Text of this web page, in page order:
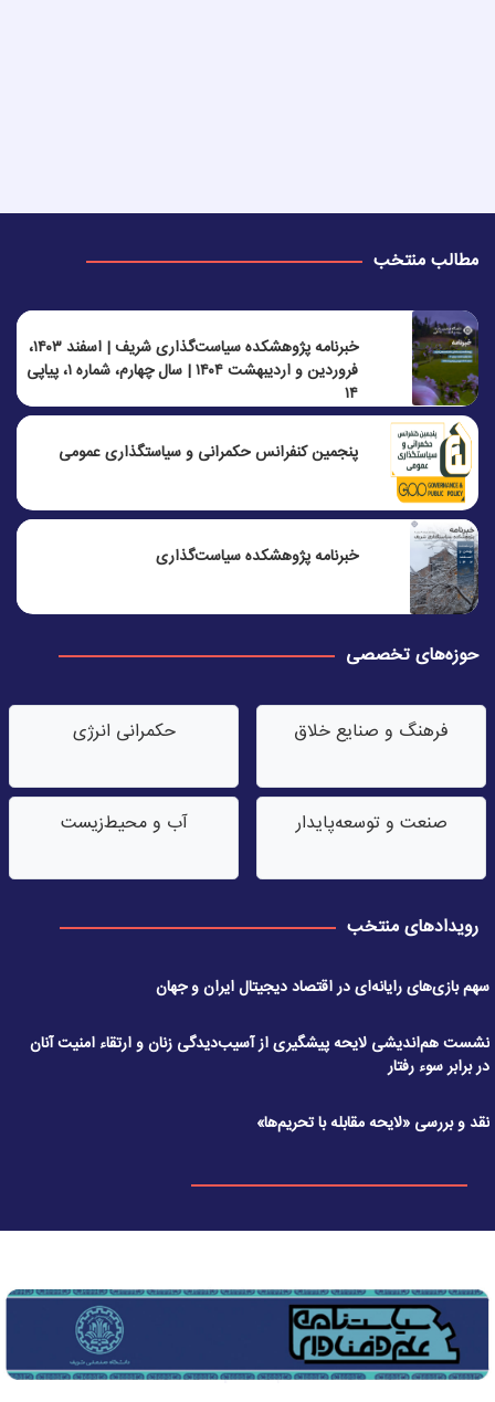
مطالب منتخب
خبرنامه پژوهشکده سیاست‌گذاری شریف | اسفند ۱۴۰۳،
فروردین و اردیبهشت ۱۴۰۴ | سال چهارم، شماره ۱، پیاپی
۱۴
پنجمين كنفرانس حكمرانی و سياستگذاری عمومی
خبرنامه پژوهشکده سیاست‌گذاری
حوزه‌های تخصصی
فرهنگ و صنایع خلاق حکمرانی انرژی
صنعت‌ و توسعه‌پایدار آب‌ و محیط‌زیست
رویدادهای منتخب
سهم بازی‌های رایانه‌ای در اقتصاد دیجیتال ایران و جهان
نشست هم‌اندیشی لایحه پیشگیری از آسیب‌دیدگی زنان و ارتقاء امنیت آنان
در برابر سوء رفتار
نقد و بررسی «لایحه مقابله با تحریم‌ها»